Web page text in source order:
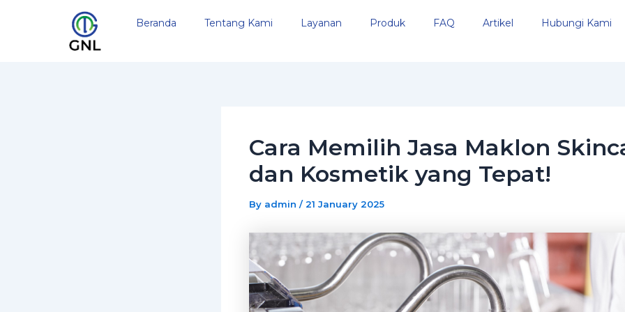
Beranda Tentang Kami Layanan Produk FAQ Artikel Hubungi Kami
Cara Memilih Jasa Maklon
dan Kosmetik yang Tepat!
By admin /21 January 2025
navigation